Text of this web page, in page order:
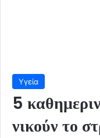
Υγεία
5
νικούν το